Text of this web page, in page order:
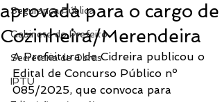
Segurança Pública
Gabinete do Prefeito
Secretaria de Obras
IPTU
aprovada para o cargo de
Cozinheira/Merendeira
A Prefeitura de Cidreira publicou o
Edital de Concurso Público nº
085/2025, que convoca para